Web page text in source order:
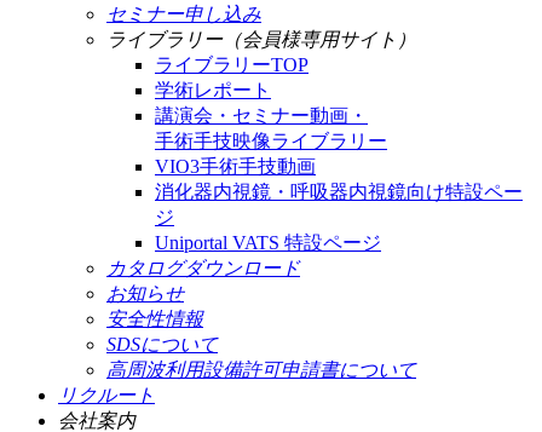
セミナー申し込み
ライブラリー（会員様専用サイト）
ライブラリーTOP
学術レポート
講演会・セミナー動画・
手術手技映像ライブラリー
VIO3手術手技動画
消化器内視鏡・呼吸器内視鏡向け特設ペー
ジ
Uniportal VATS 特設ページ
カタログダウンロード
お知らせ
安全性情報
SDSについて
高周波利用設備許可申請書について
リクルート
会社案内